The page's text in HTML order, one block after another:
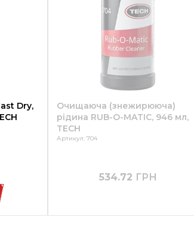
Dry,
Очищаюча (знежирююча)
рідина RUB-O-MATIC, 946 мл,
TECH
Артикул: 704
534.72 ГРН